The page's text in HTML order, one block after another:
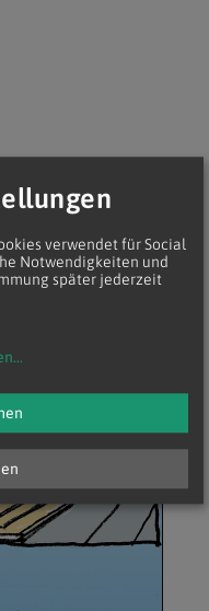
verwendet für Social
Notwendigkeiten und
später jederzeit
...